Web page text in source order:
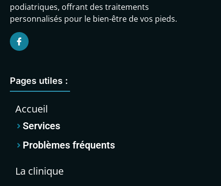
podiatriques, offrant des traitements
personnalisés pour le bien-être de vos pieds.
Pages utiles :
Accueil
Services
Problèmes fréquents
La clinique